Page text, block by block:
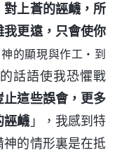
上蒼的誣衊，所
更遠，只會使你
的顯現與作工・到
話語使我恐懼戰
這些誤會，更多
誣衊 」，我感到特
的情形裏是在抵